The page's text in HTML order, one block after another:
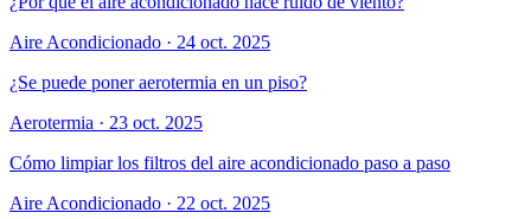
Aire Acondicionado · 24 oct. 2025
¿Se puede poner aerotermia en un piso?
Aerotermia · 23 oct. 2025
Cómo limpiar los filtros del aire acondicionado paso a paso
Aire Acondicionado · 22 oct. 2025